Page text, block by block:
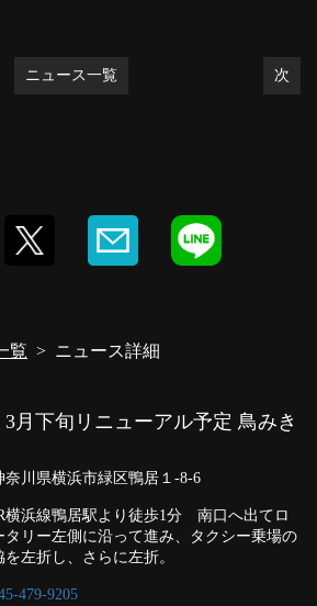
ニュース一覧 次
覧 ニュース詳細
月下旬リニューアル予定 鳥みき
奈川県横浜市緑区鴨居１-8-6
横浜線鴨居駅より徒歩1分 南口へ出てロ
タリー左側に沿って進み、タクシー乗場の
を左折し、さらに左折。
479-9205